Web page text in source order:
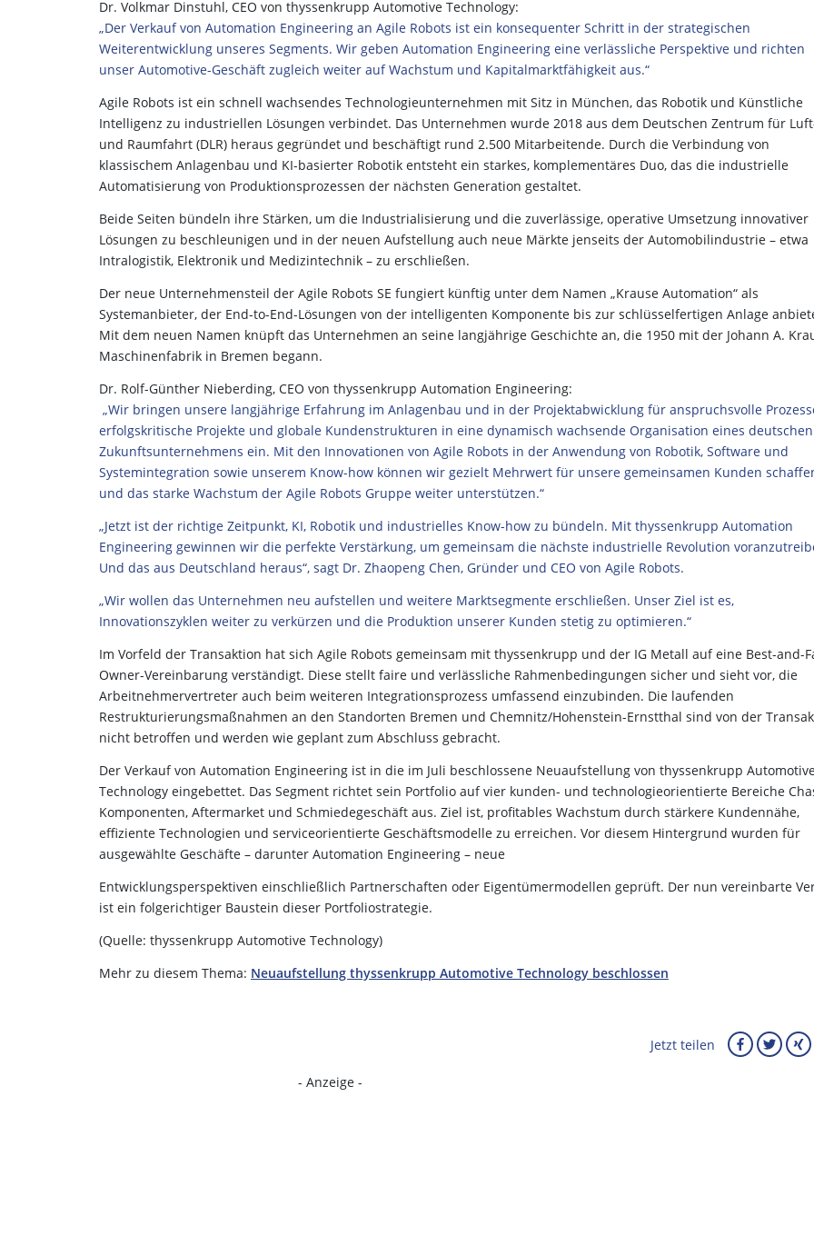
Dr. Volkmar Dinstuhl, CEO von thyssenkrupp Automotive Technology:
„Der Verkauf von Automation Engineering an Agile Robots ist ein konsequenter Schritt in der strategischen
Weiterentwicklung unseres Segments. Wir geben Automation Engineering eine verlässliche Perspektive und richten
unser Automotive-Geschäft zugleich weiter auf Wachstum und Kapitalmarktfähigkeit aus.“
Agile Robots ist ein schnell wachsendes Technologieunternehmen mit Sitz in München, das Robotik und Künstliche
Intelligenz zu industriellen Lösungen verbindet. Das Unternehmen wurde 2018 aus dem Deutschen Zentrum für
und Raumfahrt (DLR) heraus gegründet und beschäftigt rund 2.500 Mitarbeitende. Durch die Verbindung von
klassischem Anlagenbau und KI-basierter Robotik entsteht ein starkes, komplementäres Duo, das die industrielle
Automatisierung von Produktionsprozessen der nächsten Generation gestaltet.
Beide Seiten bündeln ihre Stärken, um die Industrialisierung und die zuverlässige, operative Umsetzung innovativer
Lösungen zu beschleunigen und in der neuen Aufstellung auch neue Märkte jenseits der Automobilindustrie – etwa
Intralogistik, Elektronik und Medizintechnik – zu erschließen.
Der neue Unternehmensteil der Agile Robots SE fungiert künftig unter dem Namen „Krause Automation“ als
Systemanbieter, der End-to-End-Lösungen von der intelligenten Komponente bis zur schlüsselfertigen Anlage
Mit dem neuen Namen knüpft das Unternehmen an seine langjährige Geschichte an, die 1950 mit der Johann A.
Maschinenfabrik in Bremen begann.
Dr. Rolf-Günther Nieberding, CEO von thyssenkrupp Automation Engineering:
„Wir bringen unsere langjährige Erfahrung im Anlagenbau und in der Projektabwicklung für anspruchsvolle
erfolgskritische Projekte und globale Kundenstrukturen in eine dynamisch wachsende Organisation eines deutschen
Zukunftsunternehmens ein. Mit den Innovationen von Agile Robots in der Anwendung von Robotik, Software und
Systemintegration sowie unserem Know-how können wir gezielt Mehrwert für unsere gemeinsamen Kunden
und das starke Wachstum der Agile Robots Gruppe weiter unterstützen.“
„Jetzt ist der richtige Zeitpunkt, KI, Robotik und industrielles Know-how zu bündeln. Mit thyssenkrupp Automation
Engineering gewinnen wir die perfekte Verstärkung, um gemeinsam die nächste industrielle Revolution
Und das aus Deutschland heraus“, sagt Dr. Zhaopeng Chen, Gründer und CEO von Agile Robots.
„Wir wollen das Unternehmen neu aufstellen und weitere Marktsegmente erschließen. Unser Ziel ist es,
Innovationszyklen weiter zu verkürzen und die Produktion unserer Kunden stetig zu optimieren.“
Im Vorfeld der Transaktion hat sich Agile Robots gemeinsam mit thyssenkrupp und der IG Metall auf eine Best-and-
Owner-Vereinbarung verständigt. Diese stellt faire und verlässliche Rahmenbedingungen sicher und sieht vor, die
Arbeitnehmervertreter auch beim weiteren Integrationsprozess umfassend einzubinden. Die laufenden
Restrukturierungsmaßnahmen an den Standorten Bremen und Chemnitz/Hohenstein-Ernstthal sind von der
nicht betroffen und werden wie geplant zum Abschluss gebracht.
Der Verkauf von Automation Engineering ist in die im Juli beschlossene Neuaufstellung von thyssenkrupp
Technology eingebettet. Das Segment richtet sein Portfolio auf vier kunden- und technologieorientierte Bereiche
Komponenten, Aftermarket und Schmiedegeschäft aus. Ziel ist, profitables Wachstum durch stärkere Kundennähe,
effiziente Technologien und serviceorientierte Geschäftsmodelle zu erreichen. Vor diesem Hintergrund wurden für
ausgewählte Geschäfte – darunter Automation Engineering – neue
Entwicklungsperspektiven einschließlich Partnerschaften oder Eigentümermodellen geprüft. Der nun vereinbarte
ist ein folgerichtiger Baustein dieser Portfoliostrategie.
(Quelle: thyssenkrupp Automotive Technology)
Mehr zu diesem Thema: Neuaufstellung thyssenkrupp Automotive Technology beschlossen
Jetzt teilen
- Anzeige -